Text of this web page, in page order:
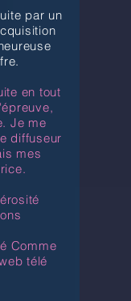
par un
en tout
Je me
diffuseur
mes
Comme
télé